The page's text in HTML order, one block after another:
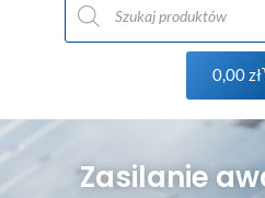
0,00zł
Zasilanie